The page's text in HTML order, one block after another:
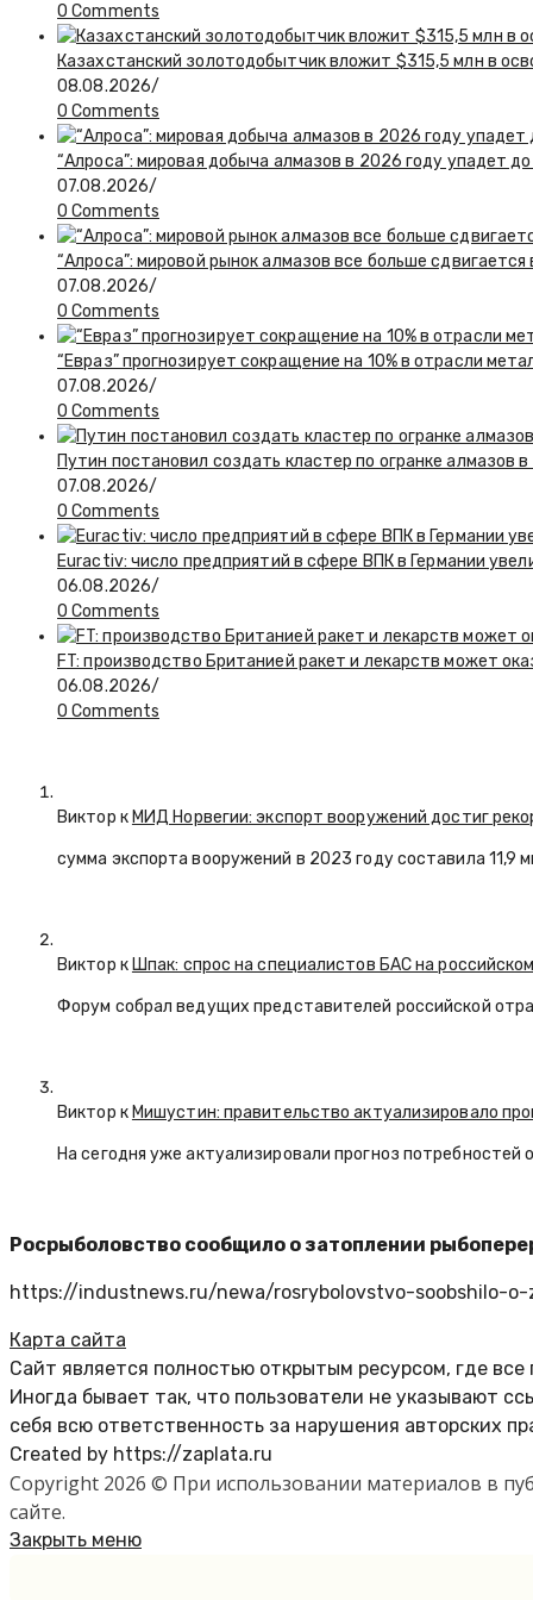
0 Comments
Казахстанский золотодобытчик вложит $315,5 млн в
08.08.2026/
0 Comments
“Алроса”: мировая добыча алмазов в 2026 году упадет
07.08.2026/
0 Comments
“Алроса”: мировой рынок алмазов все больше
07.08.2026/
0 Comments
“Евраз” прогнозирует сокращение на 10% в отрасли
07.08.2026/
0 Comments
Путин постановил создать кластер по огранке алмазов
07.08.2026/
0 Comments
Euractiv: число предприятий в сфере ВПК в Германии
06.08.2026/
0 Comments
FT: производство Британией ракет и лекарств может
06.08.2026/
0 Comments
Виктор кМИД Норвегии: экспорт вооружений достиг
сумма экспорта вооружений в 2023 году составила 11,9
Виктор кШпак: спрос на специалистов БАС на
Форум собрал ведущих представителей российской
Виктор кМишустин: правительство актуализировало
На сегодня уже актуализировали прогноз
Росрыболовство сообщило о затоплении
https://industnews.ru/newa/rosrybolovstvo-soobshilo-
Карта сайта
Сайт является полностью открытым ресурсом, где
Иногда бывает так, что пользователи не указывают
себя всю ответственность за нарушения авторских
Created by https://zaplata.ru
Copyright 2026 © При использовании материалов в
сайте.
Закрыть меню